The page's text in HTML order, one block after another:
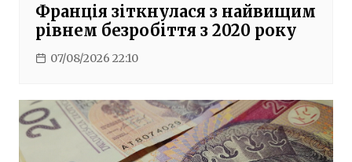
Франція зіткнулася з найвищим
рівнем безробіття з 2020 року
07/08/2026 22:10